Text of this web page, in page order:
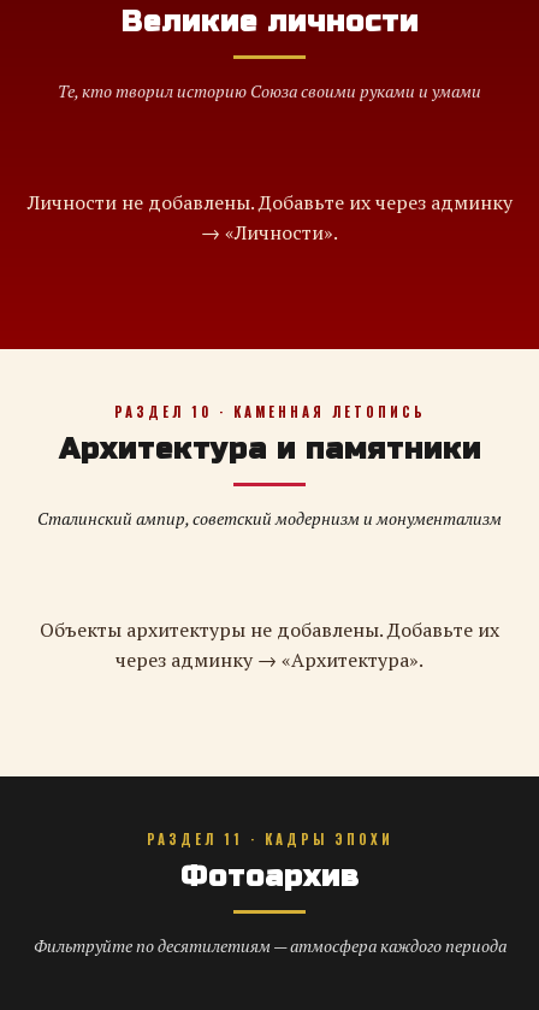
Великие личности
Те, кто творил историю Союза своими руками и умами
Личности не добавлены. Добавьте их через админку
→ «Личности».
РАЗДЕЛ 10 · КАМЕННАЯ ЛЕТОПИСЬ
Архитектура и памятники
Сталинский ампир, советский модернизм и монументализм
Объекты архитектуры не добавлены. Добавьте их
через админку → «Архитектура».
РАЗДЕЛ 11 · КАДРЫ ЭПОХИ
Фотоархив
Фильтруйте по десятилетиям — атмосфера каждого периода